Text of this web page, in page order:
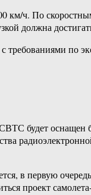
ч. По
должна
по
будет
в первую
проект